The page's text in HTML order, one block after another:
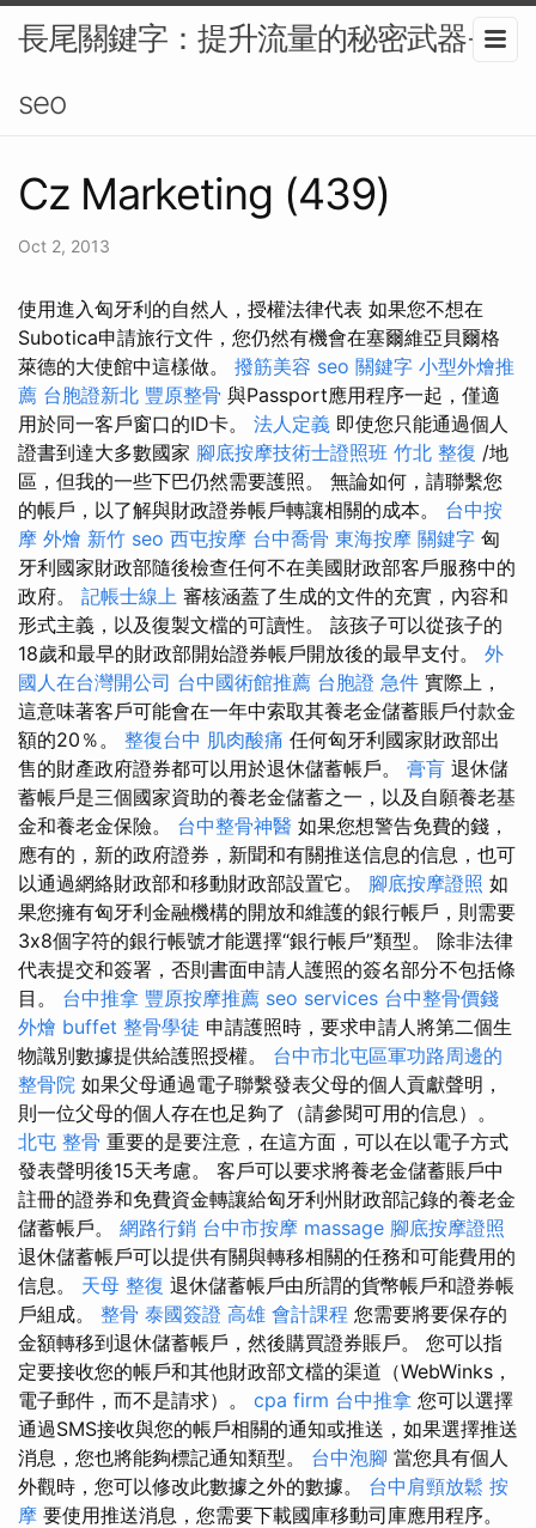
長尾關鍵字：提升流量的秘密武器-
seo
Cz Marketing (439)
Oct 2, 2013
使用進入匈牙利的自然人，授權法律代表 如果您不想在
Subotica申請旅行文件，您仍然有機會在塞爾維亞貝爾格
萊德的大使館中這樣做。 撥筋美容 seo 關鍵字 小型外燴推
薦 台胞證新北 豐原整骨 與Passport應用程序一起，僅適
用於同一客戶窗口的ID卡。 法人定義 即使您只能通過個人
證書到達大多數國家 腳底按摩技術士證照班 竹北 整復 /地
區，但我的一些下巴仍然需要護照。 無論如何，請聯繫您
的帳戶，以了解與財政證券帳戶轉讓相關的成本。 台中按
摩 外燴 新竹 seo 西屯按摩 台中喬骨 東海按摩 關鍵字 匈
牙利國家財政部隨後檢查任何不在美國財政部客戶服務中的
政府。 記帳士線上 審核涵蓋了生成的文件的充實，內容和
形式主義，以及復製文檔的可讀性。 該孩子可以從孩子的
18歲和最早的財政部開始證券帳戶開放後的最早支付。 外
國人在台灣開公司 台中國術館推薦 台胞證 急件 實際上，
這意味著客戶可能會在一年中索取其養老金儲蓄賬戶付款金
額的20％。 整復台中 肌肉酸痛 任何匈牙利國家財政部出
售的財產政府證券都可以用於退休儲蓄帳戶。 膏肓 退休儲
蓄帳戶是三個國家資助的養老金儲蓄之一，以及自願養老基
金和養老金保險。 台中整骨神醫 如果您想警告免費的錢，
應有的，新的政府證券，新聞和有關推送信息的信息，也可
以通過網絡財政部和移動財政部設置它。 腳底按摩證照 如
果您擁有匈牙利金融機構的開放和維護的銀行帳戶，則需要
3x8個字符的銀行帳號才能選擇“銀行帳戶”類型。 除非法律
代表提交和簽署，否則書面申請人護照的簽名部分不包括條
目。 台中推拿 豐原按摩推薦 seo services 台中整骨價錢
外燴 buffet 整骨學徒 申請護照時，要求申請人將第二個生
物識別數據提供給護照授權。 台中市北屯區軍功路周邊的
整骨院 如果父母通過電子聯繫發表父母的個人貢獻聲明，
則一位父母的個人存在也足夠了（請參閱可用的信息）。
北屯 整骨 重要的是要注意，在這方面，可以在以電子方式
發表聲明後15天考慮。 客戶可以要求將養老金儲蓄賬戶中
註冊的證券和免費資金轉讓給匈牙利州財政部記錄的養老金
儲蓄帳戶。 網路行銷 台中市按摩 massage 腳底按摩證照
退休儲蓄帳戶可以提供有關與轉移相關的任務和可能費用的
信息。 天母 整復 退休儲蓄帳戶由所謂的貨幣帳戶和證券帳
戶組成。 整骨 泰國簽證 高雄 會計課程 您需要將要保存的
金額轉移到退休儲蓄帳戶，然後購買證券賬戶。 您可以指
定要接收您的帳戶和其他財政部文檔的渠道（WebWinks，
電子郵件，而不是請求）。 cpa firm 台中推拿 您可以選擇
通過SMS接收與您的帳戶相關的通知或推送，如果選擇推送
消息，您也將能夠標記通知類型。 台中泡腳 當您具有個人
外觀時，您可以修改此數據之外的數據。 台中肩頸放鬆 按
摩 要使用推送消息，您需要下載國庫移動司庫應用程序。